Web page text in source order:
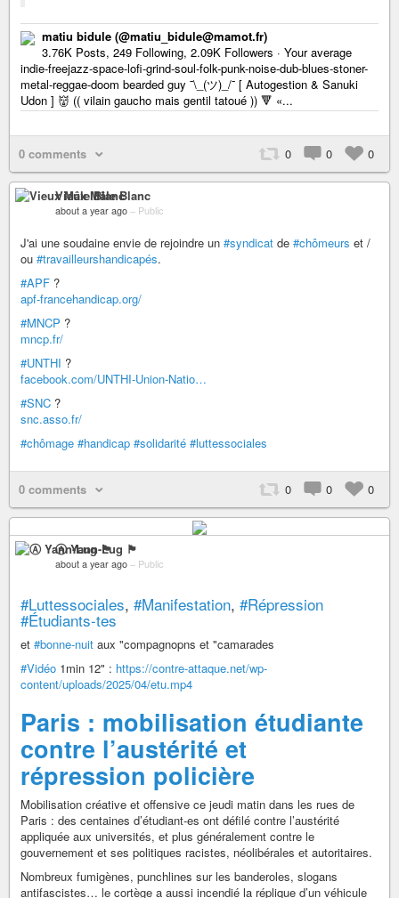
matiu bidule (@matiu_bidule@mamot.fr)
3.76K Posts, 249 Following, 2.09K Followers · Your average
indie-freejazz-space-lofi-grind-soul-folk-punk-noise-dub-blues-stoner-
metal-reggae-doom bearded guy ¯\_(ツ)_/¯ [ Autogestion & Sanuki
Udon ] 👹 (( vilain gaucho mais gentil tatoué )) 🔻 «...
0 comments 0 0 0
Vieux Mâle Blanc
about a year ago – Public
J'ai une soudaine envie de rejoindre un #syndicat de #chômeurs et /
ou #travailleurshandicapés.
#APF ?
apf-francehandicap.org/
#MNCP ?
mncp.fr/
#UNTHI ?
facebook.com/UNTHI-Union-Natio…
#SNC ?
snc.asso.fr/
#chômage #handicap #solidarité #luttessociales
0 comments 0 0 0
Ⓐ Yann-Lug 🏴
about a year ago – Public
#Luttessociales, #Manifestation, #Répression
#Étudiants-tes
et #bonne-nuit aux "compagnopns et "camarades
#Vidéo 1min 12" : https://contre-attaque.net/wp-
content/uploads/2025/04/etu.mp4
Paris : mobilisation étudiante
contre l’austérité et
répression policière
Mobilisation créative et offensive ce jeudi matin dans les rues de
Paris : des centaines d’étudiant-es ont défilé contre l’austérité
appliquée aux universités, et plus généralement contre le
gouvernement et ses politiques racistes, néolibérales et autoritaires.
Nombreux fumigènes, punchlines sur les banderoles, slogans
antifascistes… le cortège a aussi incendié la réplique d’un véhicule